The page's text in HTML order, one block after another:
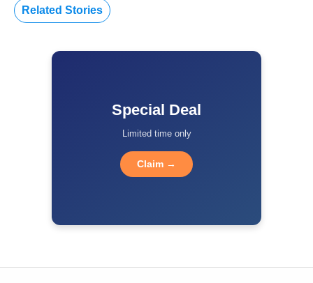
Related Stories
Special Deal
Limited time only
Claim →